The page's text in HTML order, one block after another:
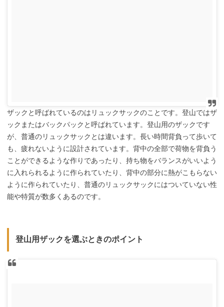
ザックと呼ばれているのはリュックサックのことです。登山ではザ
ックまたはバックパックと呼ばれています。登山用のザックです
が、普通のリュックサックとは違います。長い時間背負って歩いて
も、疲れないように設計されています。背中の全部で荷物を背負う
ことができるような作りであったり、持ち物をバランスがいいよう
に入れられるように作られていたり、背中の部分に熱がこもらない
ように作られていたり、普通のリュックサックにはついていない性
能や特質が数多くあるのです。
登山用ザックを選ぶときのポイント